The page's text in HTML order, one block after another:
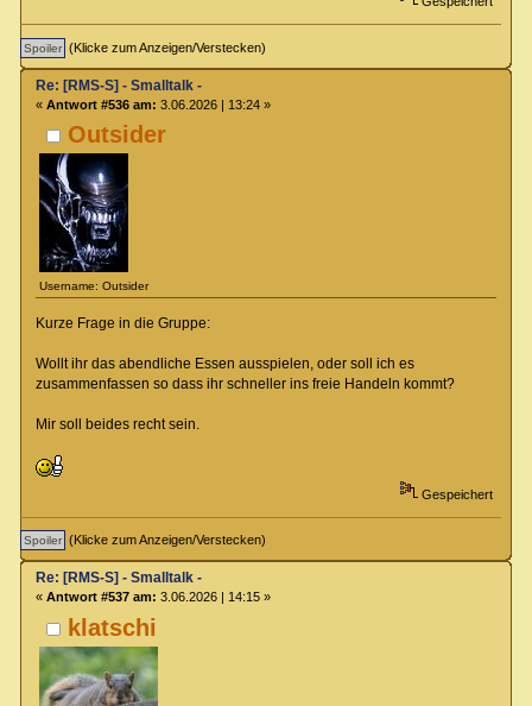
(Klicke zum Anzeigen/Verstecken)
Outsider
Username: Outsider
Re: [RMS-S] - Smalltalk -
« Antwort #536 am: 3.06.2026 | 13:24 »
Kurze Frage in die Gruppe:
Wollt ihr das abendliche Essen ausspielen, oder soll ich es
zusammenfassen so dass ihr schneller ins freie Handeln kommt?
Mir soll beides recht sein.
Gespeichert
(Klicke zum Anzeigen/Verstecken)
klatschi
Re: [RMS-S] - Smalltalk -
« Antwort #537 am: 3.06.2026 | 14:15 »